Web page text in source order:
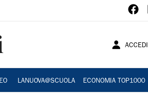
ACCEDI
LANUOVA@SCUOLA ECONOMIA TOP1000